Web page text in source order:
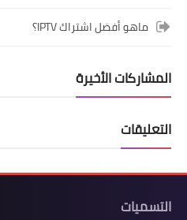
ماهو أفضل اشتراك IPTV؟
المشاركات الأخيرة
التعليقات
التسميات